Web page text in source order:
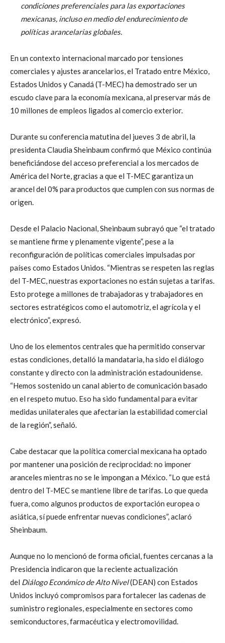
condiciones preferenciales para las exportaciones
mexicanas, incluso en medio del endurecimiento de
políticas arancelarias globales.
En un contexto internacional marcado por tensiones
comerciales y ajustes arancelarios, el Tratado entre México,
Estados Unidos y Canadá (T-MEC) ha demostrado ser un
escudo clave para la economía mexicana, al preservar más de
10 millones de empleos ligados al comercio exterior.
Durante su conferencia matutina del jueves 3 de abril, la
presidenta Claudia Sheinbaum confirmó que México continúa
beneficiándose del acceso preferencial a los mercados de
América del Norte, gracias a que el T-MEC garantiza un
arancel del 0% para productos que cumplen con sus normas de
origen.
Desde el Palacio Nacional, Sheinbaum subrayó que “el tratado
se mantiene firme y plenamente vigente”, pese a la
reconfiguración de políticas comerciales impulsadas por
países como Estados Unidos. “Mientras se respeten las reglas
del T-MEC, nuestras exportaciones no están sujetas a tarifas.
Esto protege a millones de trabajadoras y trabajadores en
sectores estratégicos como el automotriz, el agrícola y el
electrónico”, expresó.
Uno de los elementos centrales que ha permitido conservar
estas condiciones, detalló la mandataria, ha sido el diálogo
constante y directo con la administración estadounidense.
“Hemos sostenido un canal abierto de comunicación basado
en el respeto mutuo. Eso ha sido fundamental para evitar
medidas unilaterales que afectarían la estabilidad comercial
de la región”, señaló.
Cabe destacar que la política comercial mexicana ha optado
por mantener una posición de reciprocidad: no imponer
aranceles mientras no se le impongan a México. “Lo que está
dentro del T-MEC se mantiene libre de tarifas. Lo que queda
fuera, como algunos productos de exportación europea o
asiática, sí puede enfrentar nuevas condiciones”, aclaró
Sheinbaum.
Aunque no lo mencionó de forma oficial, fuentes cercanas a la
Presidencia indicaron que la reciente actualización
del Diálogo Económico de Alto Nivel(DEAN) con Estados
Unidos incluyó compromisos para fortalecer las cadenas de
suministro regionales, especialmente en sectores como
semiconductores, farmacéutica y electromovilidad.